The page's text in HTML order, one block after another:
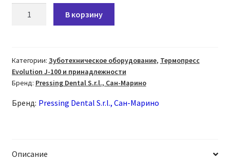
J-
100
В корзину
Категории: Зуботехническое оборудование, Термопресс
Evolution J-100 и принадлежности
Бренд: Pressing Dental S.r.l., Сан-Марино
Бренд: Pressing Dental S.r.l., Сан-Марино
Описание